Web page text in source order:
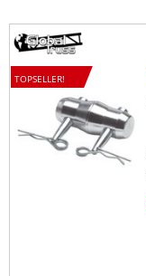
TOPSELLER!